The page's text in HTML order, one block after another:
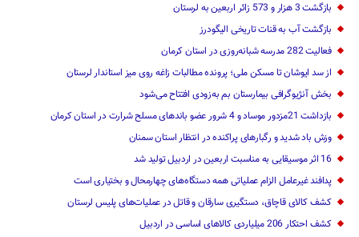
بازگشت 3 هزار و 573 زائر اربعین به لرستان
بازگشت آب به قنات تاریخی الیگودرز
فعالیت 282 مدرسه شبانه‌روزی در استان کرمان
از سد ایوشان تا مسکن ملی؛ پرونده مطالبات زاغه روی میز استاندار لرستان
بخش آنژیوگرافی بیمارستان بم به‌زودی افتتاح می‌شود
بازداشت 21مزدور موساد و 4 شرور عضو باندهای مسلح شرارت در استان کرمان
وزش باد شدید و رگبارهای پراکنده در انتظار استان سمنان
16 اثر موسیقایی به مناسبت اربعین در اردبیل تولید شد
پدافند غیرعامل الزام عملیاتی همه دستگاه‌های چهارمحال و بختیاری است
کشف کالای قاچاق، دستگیری سارقان و قاتل در عملیات‌های پلیس لرستان
کشف احتکار 206 میلیاردی کالاهای اساسی در اردبیل